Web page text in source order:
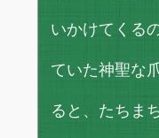
いかけてくる
ていた神聖な
ると、たちま